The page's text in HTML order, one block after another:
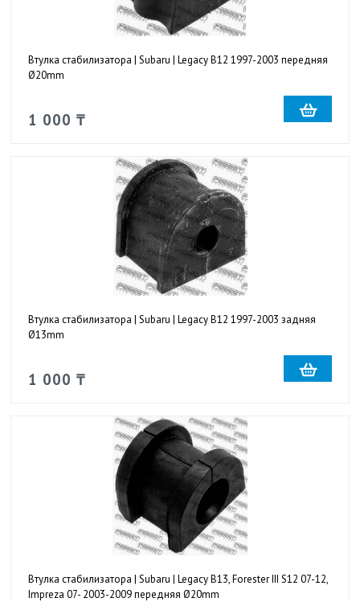
Втулка стабилизатора | Subaru | Legacy B12 1997-2003 передняя
Ø20mm
1 000 ₸
Втулка стабилизатора | Subaru | Legacy B12 1997-2003 задняя
Ø13mm
1 000 ₸
Втулка стабилизатора | Subaru | Legacy B13, Forester III S12 07-12,
Impreza 07- 2003-2009 передняя Ø20mm